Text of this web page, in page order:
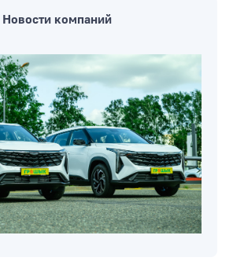
Новости компаний